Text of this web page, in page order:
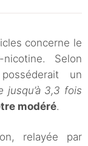
concerne le
Selon
un
jusqu’à 3,3 fois
modéré.
relayée par